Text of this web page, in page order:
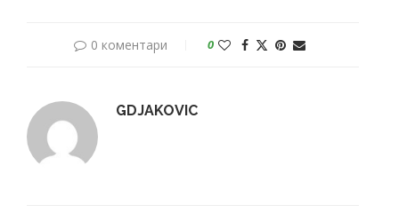
0 коментари 0
GDJAKOVIC